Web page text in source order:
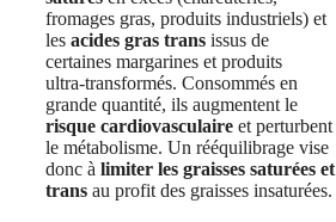
fromages gras, produits industriels) et
les acides gras trans issus de
certaines margarines et produits
ultra‑transformés. Consommés en
grande quantité, ils augmentent le
risque cardiovasculaire et perturbent
le métabolisme. Un rééquilibrage vise
donc à limiter les graisses saturées et
trans au profit des graisses insaturées.